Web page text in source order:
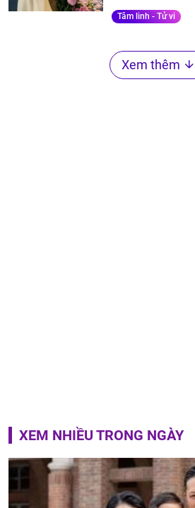
Tâm linh - Tử vi
Xem thêm
XEM NHIỀU TRONG NGÀY